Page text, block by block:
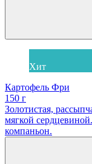
Хит
Картофель Фри
150 г
Золотистая,
мягкой
компаньон.